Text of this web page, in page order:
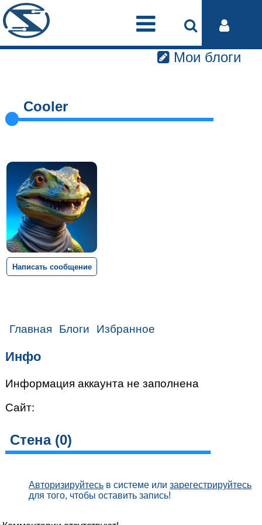
Мои блоги
Cooler
Написать сообщение
Главная Блоги Избранное
Инфо
Информация аккаунта не заполнена
Сайт:
Стена (0)
Авторизируйтесь в системе илизарегестрируйтесь
для того, чтобы оставить запись!